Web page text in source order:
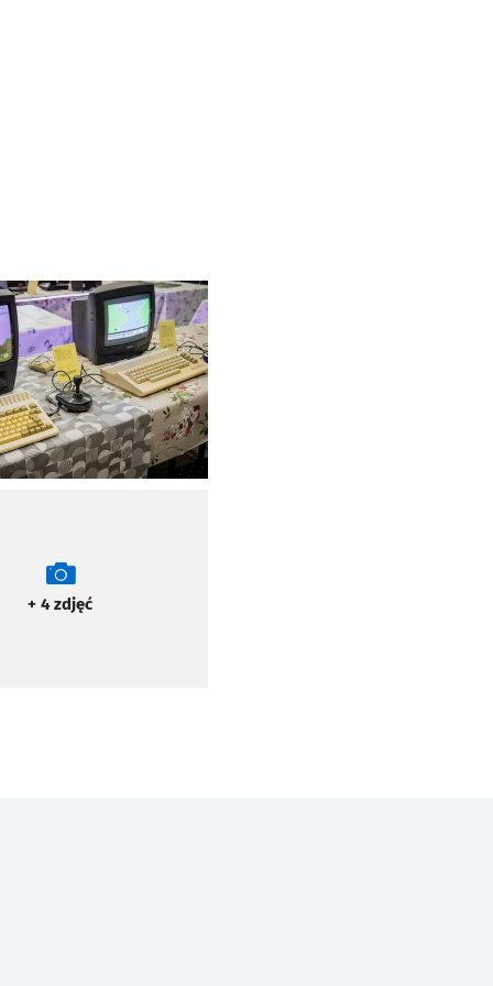
+ 4zdjęć